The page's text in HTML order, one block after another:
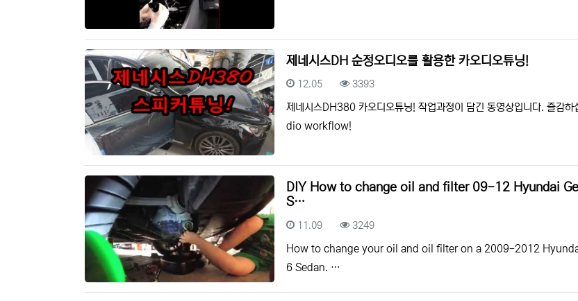
제네시스DH 순정오디오를 활용한 카오디오튜닝!
등록일
12.05 조회
3393
제네시스DH380 카오디오튜닝! 작업과정이 담긴 동영상입니다. 즐감
dio workflow!
DIY How to change oil and filter 09-12 Hyundai
S…
등록일
11.09 조회
3249
How to change your oil and oil filter on a 2009-2012
6 Sedan. …